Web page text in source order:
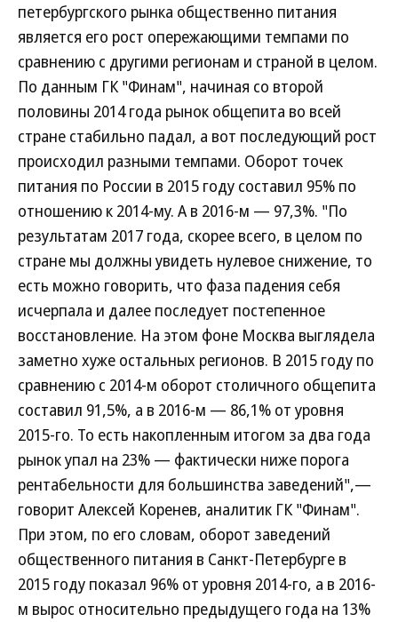
петербургского рынка общественно питания
является его рост опережающими темпами по
сравнению с другими регионам и страной в целом.
По данным ГК "Финам", начиная со второй
половины 2014 года рынок общепита во всей
стране стабильно падал, а вот последующий рост
происходил разными темпами. Оборот точек
питания по России в 2015 году составил 95% по
отношению к 2014-му. А в 2016-м — 97,3%. "По
результатам 2017 года, скорее всего, в целом по
стране мы должны увидеть нулевое снижение, то
есть можно говорить, что фаза падения себя
исчерпала и далее последует постепенное
восстановление. На этом фоне Москва выглядела
заметно хуже остальных регионов. В 2015 году по
сравнению с 2014-м оборот столичного общепита
составил 91,5%, а в 2016-м — 86,1% от уровня
2015-го. То есть накопленным итогом за два года
рынок упал на 23% — фактически ниже порога
рентабельности для большинства заведений",—
говорит Алексей Коренев, аналитик ГК "Финам".
При этом, по его словам, оборот заведений
общественного питания в Санкт-Петербурге в
2015 году показал 96% от уровня 2014-го, а в 2016-
м вырос относительно предыдущего года на 13%